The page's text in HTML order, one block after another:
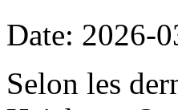
Date: 2026-
Selon les